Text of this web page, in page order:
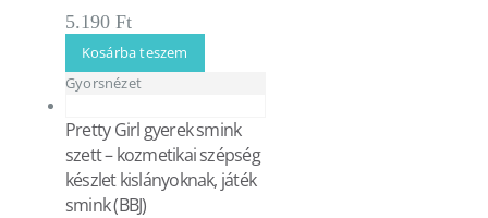
5.190 Ft
Kosárba teszem
Gyorsnézet
Pretty Girl gyerek smink
szett – kozmetikai szépség
készlet kislányoknak, játék
smink (BBJ)